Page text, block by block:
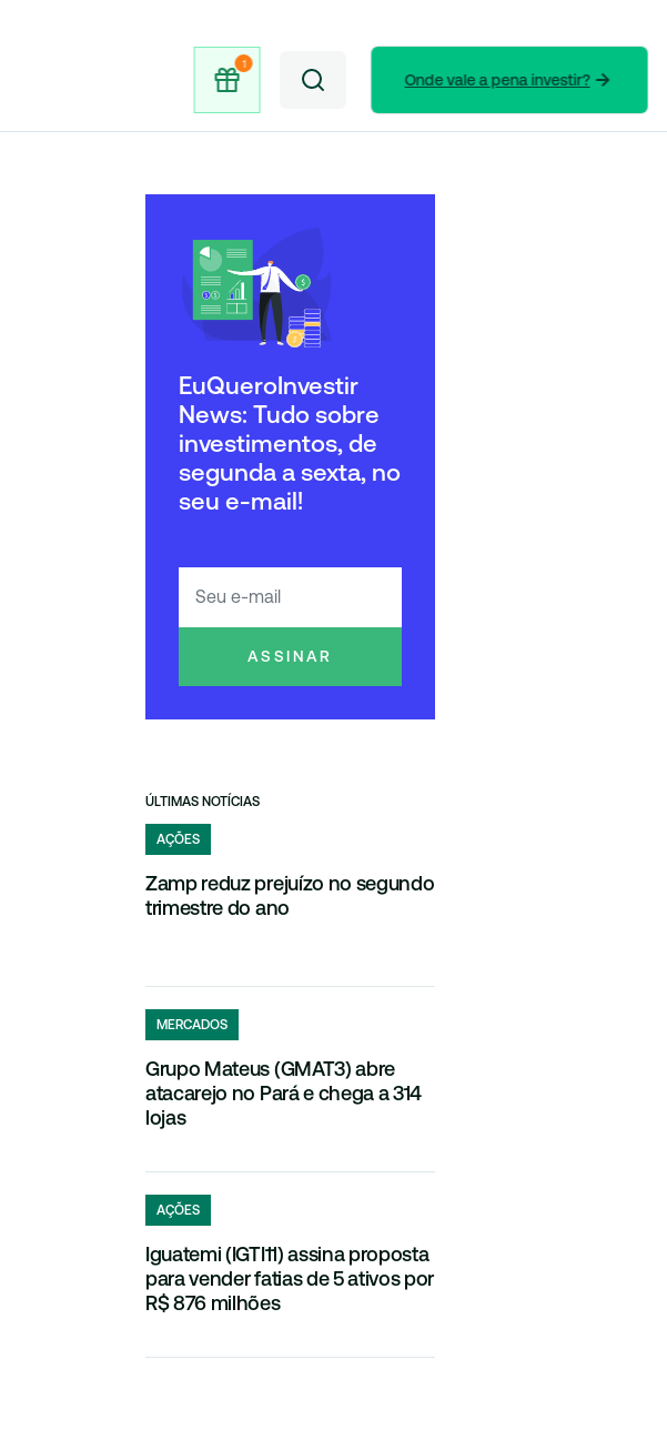
Onde vale a pena investir?
EuQueroInvestir
News: Tudo sobre
investimentos, de
segunda a sexta, no
seu e-mail!
ASSINAR
ÚLTIMAS NOTÍCIAS
AÇÕES
Zamp reduz prejuízo no segundo
trimestre do ano
MERCADOS
Grupo Mateus (GMAT3) abre
atacarejo no Pará e chega a 314
lojas
AÇÕES
Iguatemi (IGTI11) assina proposta
para vender fatias de 5 ativos por
R$ 876 milhões